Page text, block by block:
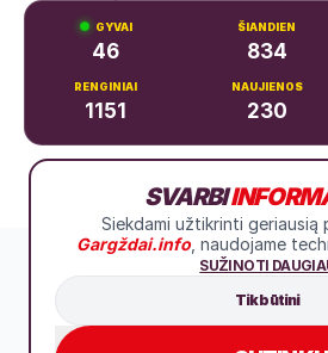
46 834
1151 230
Dariaus ir Girėno g.
SVARBI
Siekdami užtikrinti
Gargždai.info, naudojame
SUŽINOTI
Tik būtini